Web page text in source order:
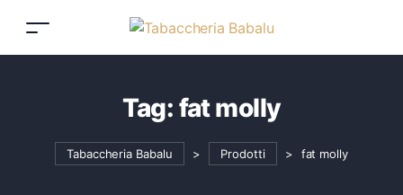
Tag: fat molly
Tabaccheria Babalu > Prodotti > fat molly